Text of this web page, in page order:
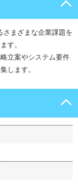
さまざまな企業課題を
す。
立案やシステム要件
します。